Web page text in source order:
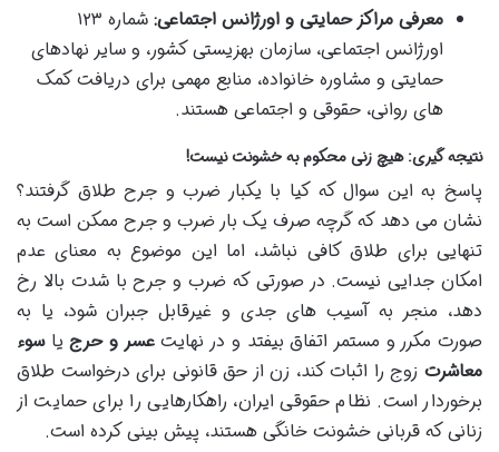
معرفی مراکز حمایتی و اورژانس اجتماعی:
شماره ۱۲۳
اورژانس اجتماعی، سازمان بهزیستی کشور، و سایر نهادهای
حمایتی و مشاوره خانواده، منابع مهمی برای دریافت کمک
های روانی، حقوقی و اجتماعی هستند.
نتیجه گیری: هیچ زنی محکوم به خشونت نیست!
پاسخ به این سوال که کیا با یکبار ضرب و جرح طلاق گرفتند؟
نشان می دهد که گرچه صرف یک بار ضرب و جرح ممکن است به
تنهایی برای طلاق کافی نباشد، اما این موضوع به معنای عدم
امکان جدایی نیست. در صورتی که ضرب و جرح با شدت بالا رخ
دهد، منجر به آسیب های جدی و غیرقابل جبران شود، یا به
صورت مکرر و مستمر اتفاق بیفتد و در نهایتعسر و حرجیاسوء
معاشرت زوج را اثبات کند، زن از حق قانونی برای درخواست طلاق
برخوردار است. نظام حقوقی ایران، راهکارهایی را برای حمایت از
زنانی که قربانی خشونت خانگی هستند، پیش بینی کرده است.